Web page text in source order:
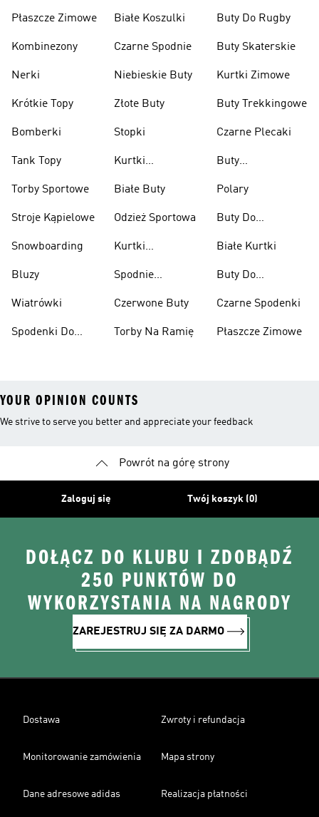
Płaszcze Zimowe
Kombinezony
Nerki
Krótkie Topy
Bomberki
Tank Topy
Torby Sportowe
Stroje Kąpielowe
Snowboarding
Bluzy
Wiatrówki
Spodenki Do
Białe Koszulki
Czarne Spodnie
Niebieskie Buty
Złote Buty
Stopki
Kurtki
Białe Buty
Odzież Sportowa
Kurtki
Spodnie
Czerwone Buty
Torby Na Ramię
Buty Do Rugby
Buty Skaterskie
Kurtki Zimowe
Buty Trekkingowe
Czarne Plecaki
Buty
Polary
Buty Do
Ciężarów
Białe Kurtki
Buty Do
Czarne Spodenki
Płaszcze Zimowe
YOUR OPINION COUNTS
We strive to serve you better and appreciate your feedback
Powrót na górę strony
Zaloguj się Twój koszyk (0)
DOŁĄCZ DO KLUBU I ZDOBĄDŹ
250 PUNKTÓW DO
WYKORZYSTANIA NA NAGRODY
ZAREJESTRUJ SIĘ ZA DARMO
Dostawa Zwroty i refundacja
Monitorowanie zamówienia Mapa strony
Dane adresowe adidas Realizacja płatności